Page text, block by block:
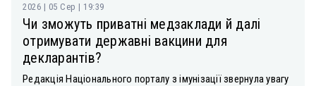
2026 | 05 Сер | 19:39
Чи зможуть приватні медзаклади й далі
отримувати державні вакцини для
декларантів?
Редакція Національного порталу з імунізації звернула увагу